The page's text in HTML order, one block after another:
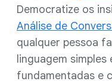
Democratize os
Análise de
qualquer pessoa
linguagem
fundamentadas e